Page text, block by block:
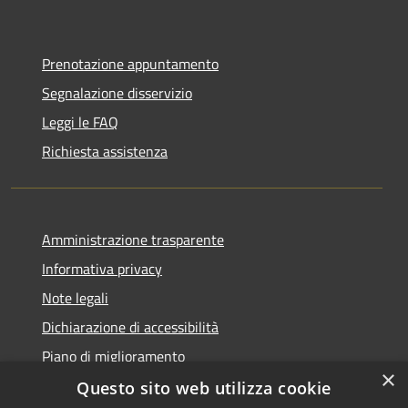
Prenotazione appuntamento
Segnalazione disservizio
Leggi le FAQ
Richiesta assistenza
Amministrazione trasparente
Informativa privacy
Note legali
Dichiarazione di accessibilità
Piano di miglioramento
×
Questo sito web utilizza cookie